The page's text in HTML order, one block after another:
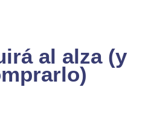
al alza (y